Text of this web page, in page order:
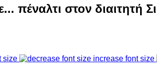
πέναλτι στον διαιτητή
size
increase font size